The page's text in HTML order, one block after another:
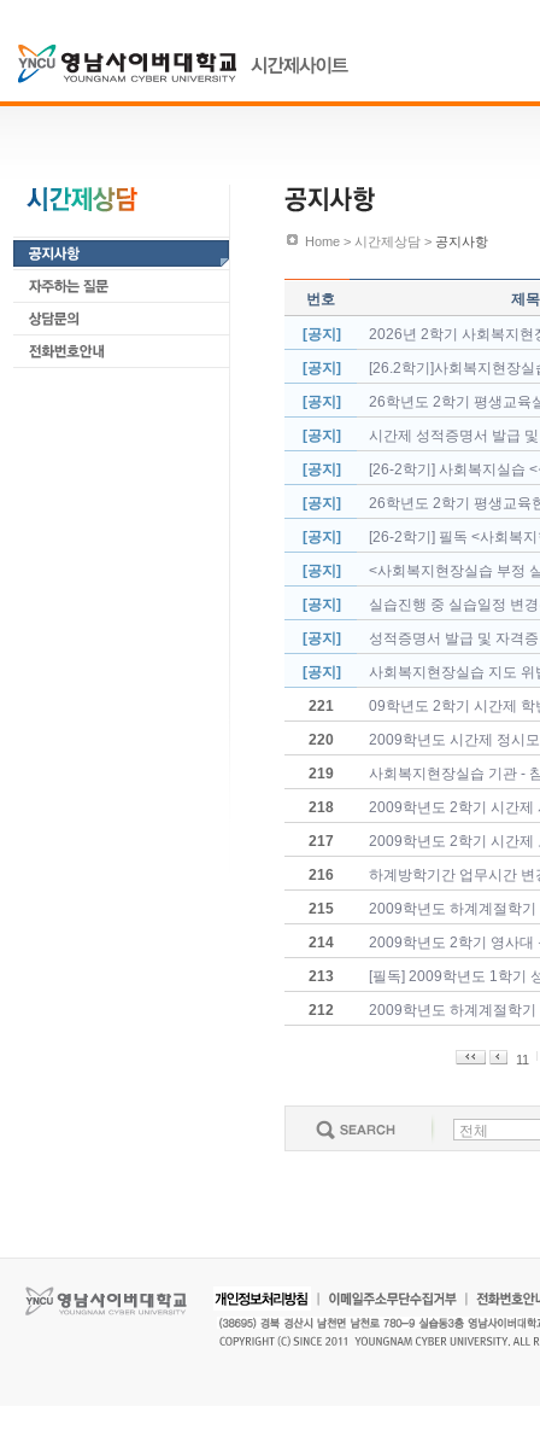
Home > 시간제상담 > 공지사항
번호 제목
[공지]
2026년 2학기 사회복지현
[공지]
[26.2학기]사회복지현장실
[공지]
26학년도 2학기 평생교육
[공지]
시간제 성적증명서 발급
[공지]
[26-2학기] 사회복지실습
[공지]
26학년도 2학기 평생교육
[공지]
[26-2학기] 필독 <사회복
[공지]
<사회복지현장실습 부정
[공지]
실습진행 중 실습일정 변
[공지]
성적증명서 발급 및 자격
[공지]
사회복지현장실습 지도 위
221
09학년도 2학기 시간제 학
220
2009학년도 시간제 정시
219
사회복지현장실습 기관 -
218
2009학년도 2학기 시간제
217
2009학년도 2학기 시간제
216
하계방학기간 업무시간 변
215
2009학년도 하계계절학기
214
2009학년도 2학기 영사대
213
[필독] 2009학년도 1학기
212
2009학년도 하계계절학기
11